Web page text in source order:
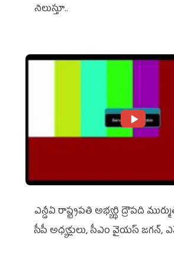
నిలుస్తూ..
ఎన్డీఏ రాష్ట్ర‌ప‌తి అభ్య‌ర్థి ద్రౌప‌ది
సీపీ అధ్య‌క్షులు, సీఎం వైయ‌స్ జ‌గ‌న్,